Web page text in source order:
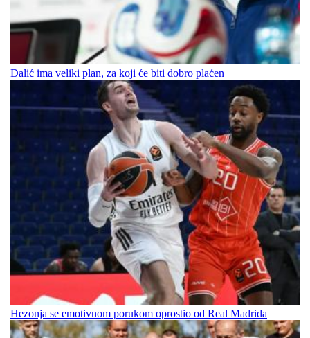
Dalić ima veliki plan, za koji će biti dobro plaćen
Hezonja se emotivnom porukom oprostio od Real Madrida